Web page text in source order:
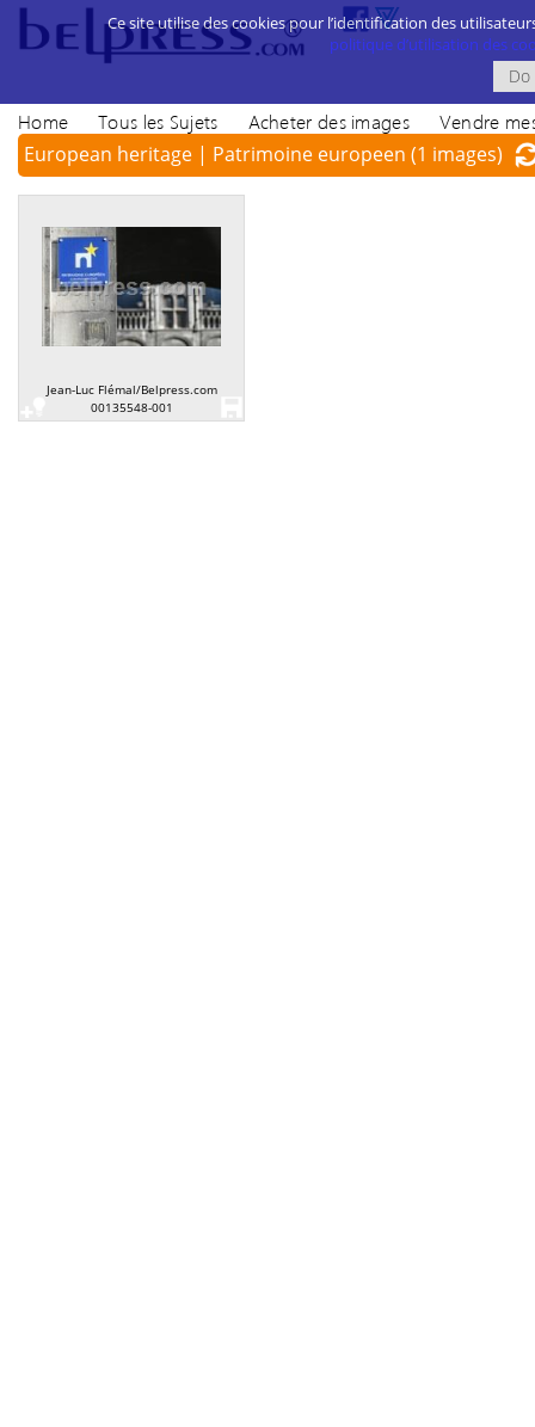
Home Tous les Sujets Acheter des images Vendre
European heritage | Patrimoine europeen (1 images)
Jean-Luc Flémal/Belpress.com
00135548-001
Ce site utilise des cookies pour l’identification des
politique d’utilisation des